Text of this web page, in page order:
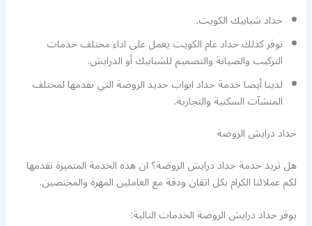
حداد شبابيك الكويت.
نوفر كذلك حداد عام الكويت يعمل على اداء مختلف خدمات
التركيب والصيانة والتصميم للشبابيك أو الدرايش.
لدينا أيضا خدمة حداد ابواب حديد الروضة التي نقدمها لمختلف
المنشآت السكنية والتجارية.
حداد درايش الروضة
هل تريد خدمة حداد درايش الروضة؟ ان هذه الخدمة المتميزة نقدمها
لكم عملائنا الكرام بكل اتقان ودقة مع العاملين المهرة والمختصين.
يوفر حداد درايش الروضة الخدمات التالية: